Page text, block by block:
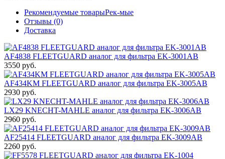
Рекомендуемые товарыРек-мые
Отзывы (0)
Доставка
AF4838 FLEETGUARD аналог для фильтра EK-3001AB
3550 руб.
AF434KM FLEETGUARD аналог для фильтра EK-3005AB
2930 руб.
LX29 KNECHT-MAHLE аналог для фильтра EK-3006AB
2960 руб.
AF25414 FLEETGUARD аналог для фильтра EK-3009AB
2260 руб.